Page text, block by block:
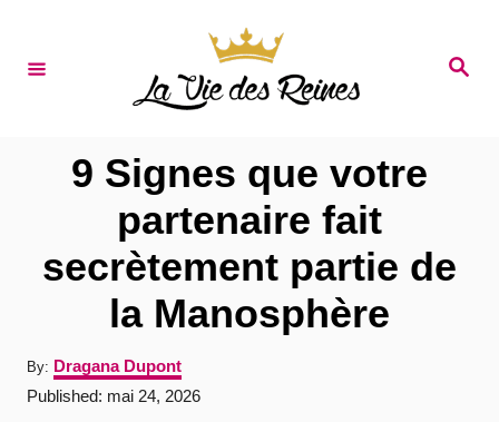
S
9 Signes que votre
partenaire fait
secrètement partie de
la Manosphère
By: A
u
t
Dragana Dupont
P
Published: mai 24, 2026